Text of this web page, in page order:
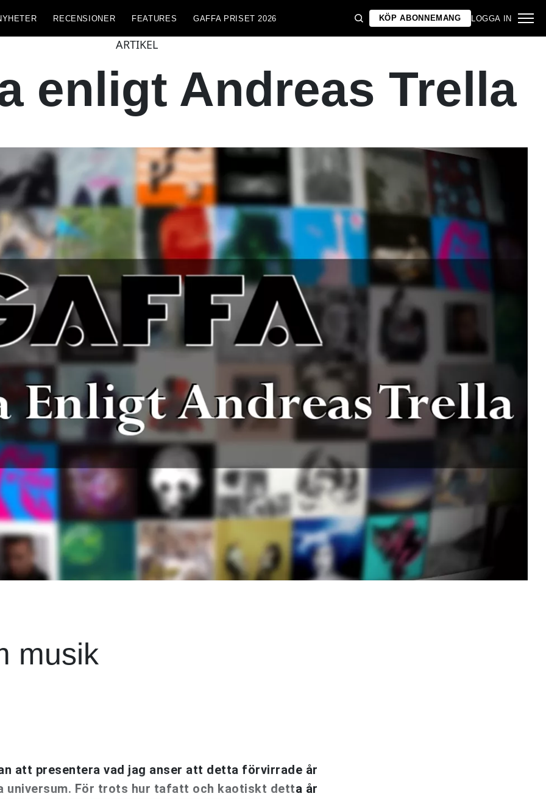
RECENSIONER FEATURES GAFFA PRISET 2026 KÖP ABONNEMANG LOGGA IN
ARTIKEL
enligt Andreas Trella
musik
att presentera vad jag anser att detta förvirrade år
universum. För trots hur tafatt och kaotiskt detta år